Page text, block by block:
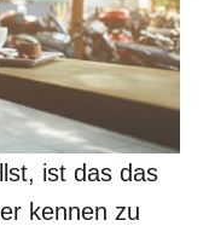
ist das das
kennen zu